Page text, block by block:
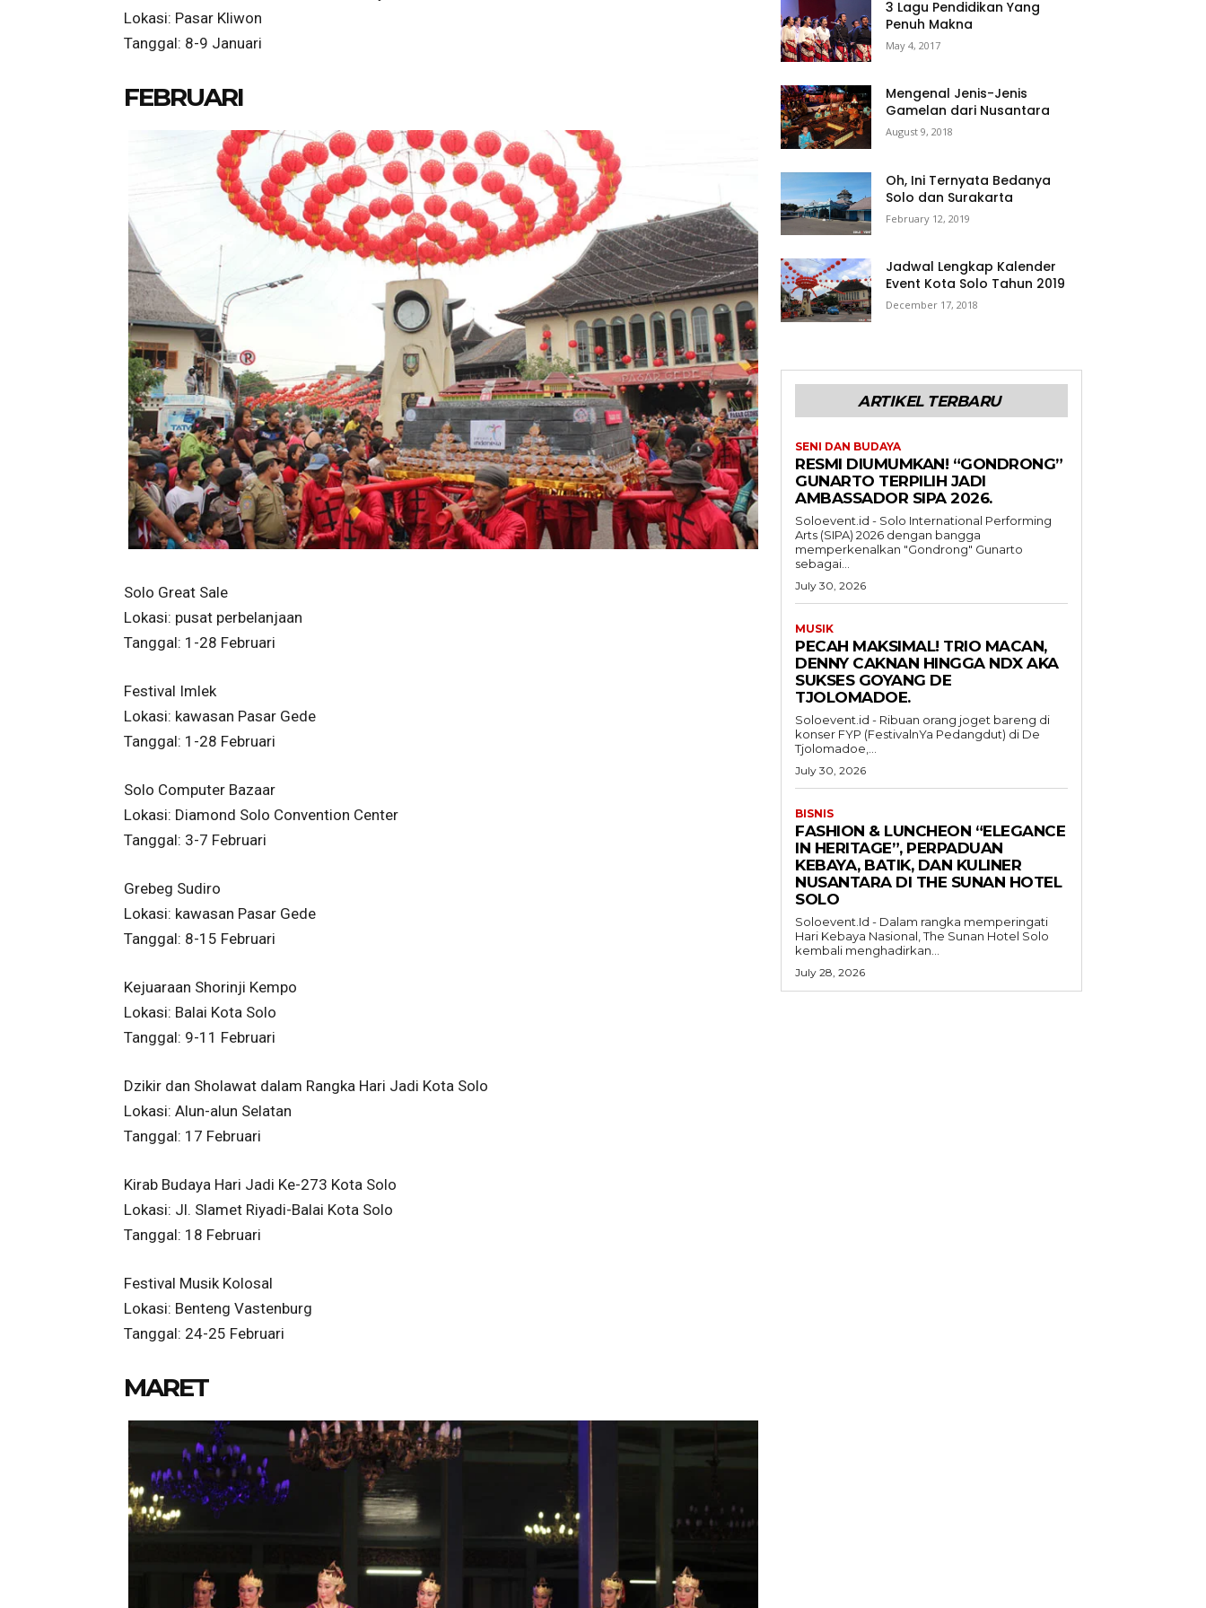
Lokasi: Pasar Kliwon
Tanggal: 8-9 Januari
FEBRUARI
Solo Great Sale
Lokasi: pusat perbelanjaan
Tanggal: 1-28 Februari
Festival Imlek
Lokasi: kawasan Pasar Gede
Tanggal: 1-28 Februari
Solo Computer Bazaar
Lokasi: Diamond Solo Convention Center
Tanggal: 3-7 Februari
Grebeg Sudiro
Lokasi: kawasan Pasar Gede
Tanggal: 8-15 Februari
Kejuaraan Shorinji Kempo
Lokasi: Balai Kota Solo
Tanggal: 9-11 Februari
Dzikir dan Sholawat dalam Rangka Hari Jadi Kota Solo
Lokasi: Alun-alun Selatan
Tanggal: 17 Februari
Kirab Budaya Hari Jadi Ke-273 Kota Solo
Lokasi: Jl. Slamet Riyadi-Balai Kota Solo
Tanggal: 18 Februari
Festival Musik Kolosal
Lokasi: Benteng Vastenburg
Tanggal: 24-25 Februari
MARET
3 Lagu Pendidikan Yang
Penuh Makna
May 4, 2017
Mengenal Jenis-Jenis
Gamelan dari Nusantara
August 9, 2018
Oh, Ini Ternyata Bedanya
Solo dan Surakarta
February 12, 2019
Jadwal Lengkap Kalender
Event Kota Solo Tahun 2019
December 17, 2018
ARTIKEL TERBARU
SENI DAN BUDAYA
RESMI DIUMUMKAN! “GONDRONG”
GUNARTO TERPILIH JADI
AMBASSADOR SIPA 2026.
Soloevent.id - Solo International Performing
Arts (SIPA) 2026 dengan bangga
memperkenalkan "Gondrong" Gunarto
sebagai...
July 30, 2026
MUSIK
PECAH MAKSIMAL! TRIO MACAN,
DENNY CAKNAN HINGGA NDX AKA
SUKSES GOYANG DE
TJOLOMADOE.
Soloevent.id - Ribuan orang joget bareng di
konser FYP (FestivalnYa Pedangdut) di De
Tjolomadoe,...
July 30, 2026
BISNIS
FASHION & LUNCHEON “ELEGANCE
IN HERITAGE”, PERPADUAN
KEBAYA, BATIK, DAN KULINER
NUSANTARA DI THE SUNAN HOTEL
SOLO
Soloevent.Id - Dalam rangka memperingati
Hari Kebaya Nasional, The Sunan Hotel Solo
kembali menghadirkan...
July 28, 2026